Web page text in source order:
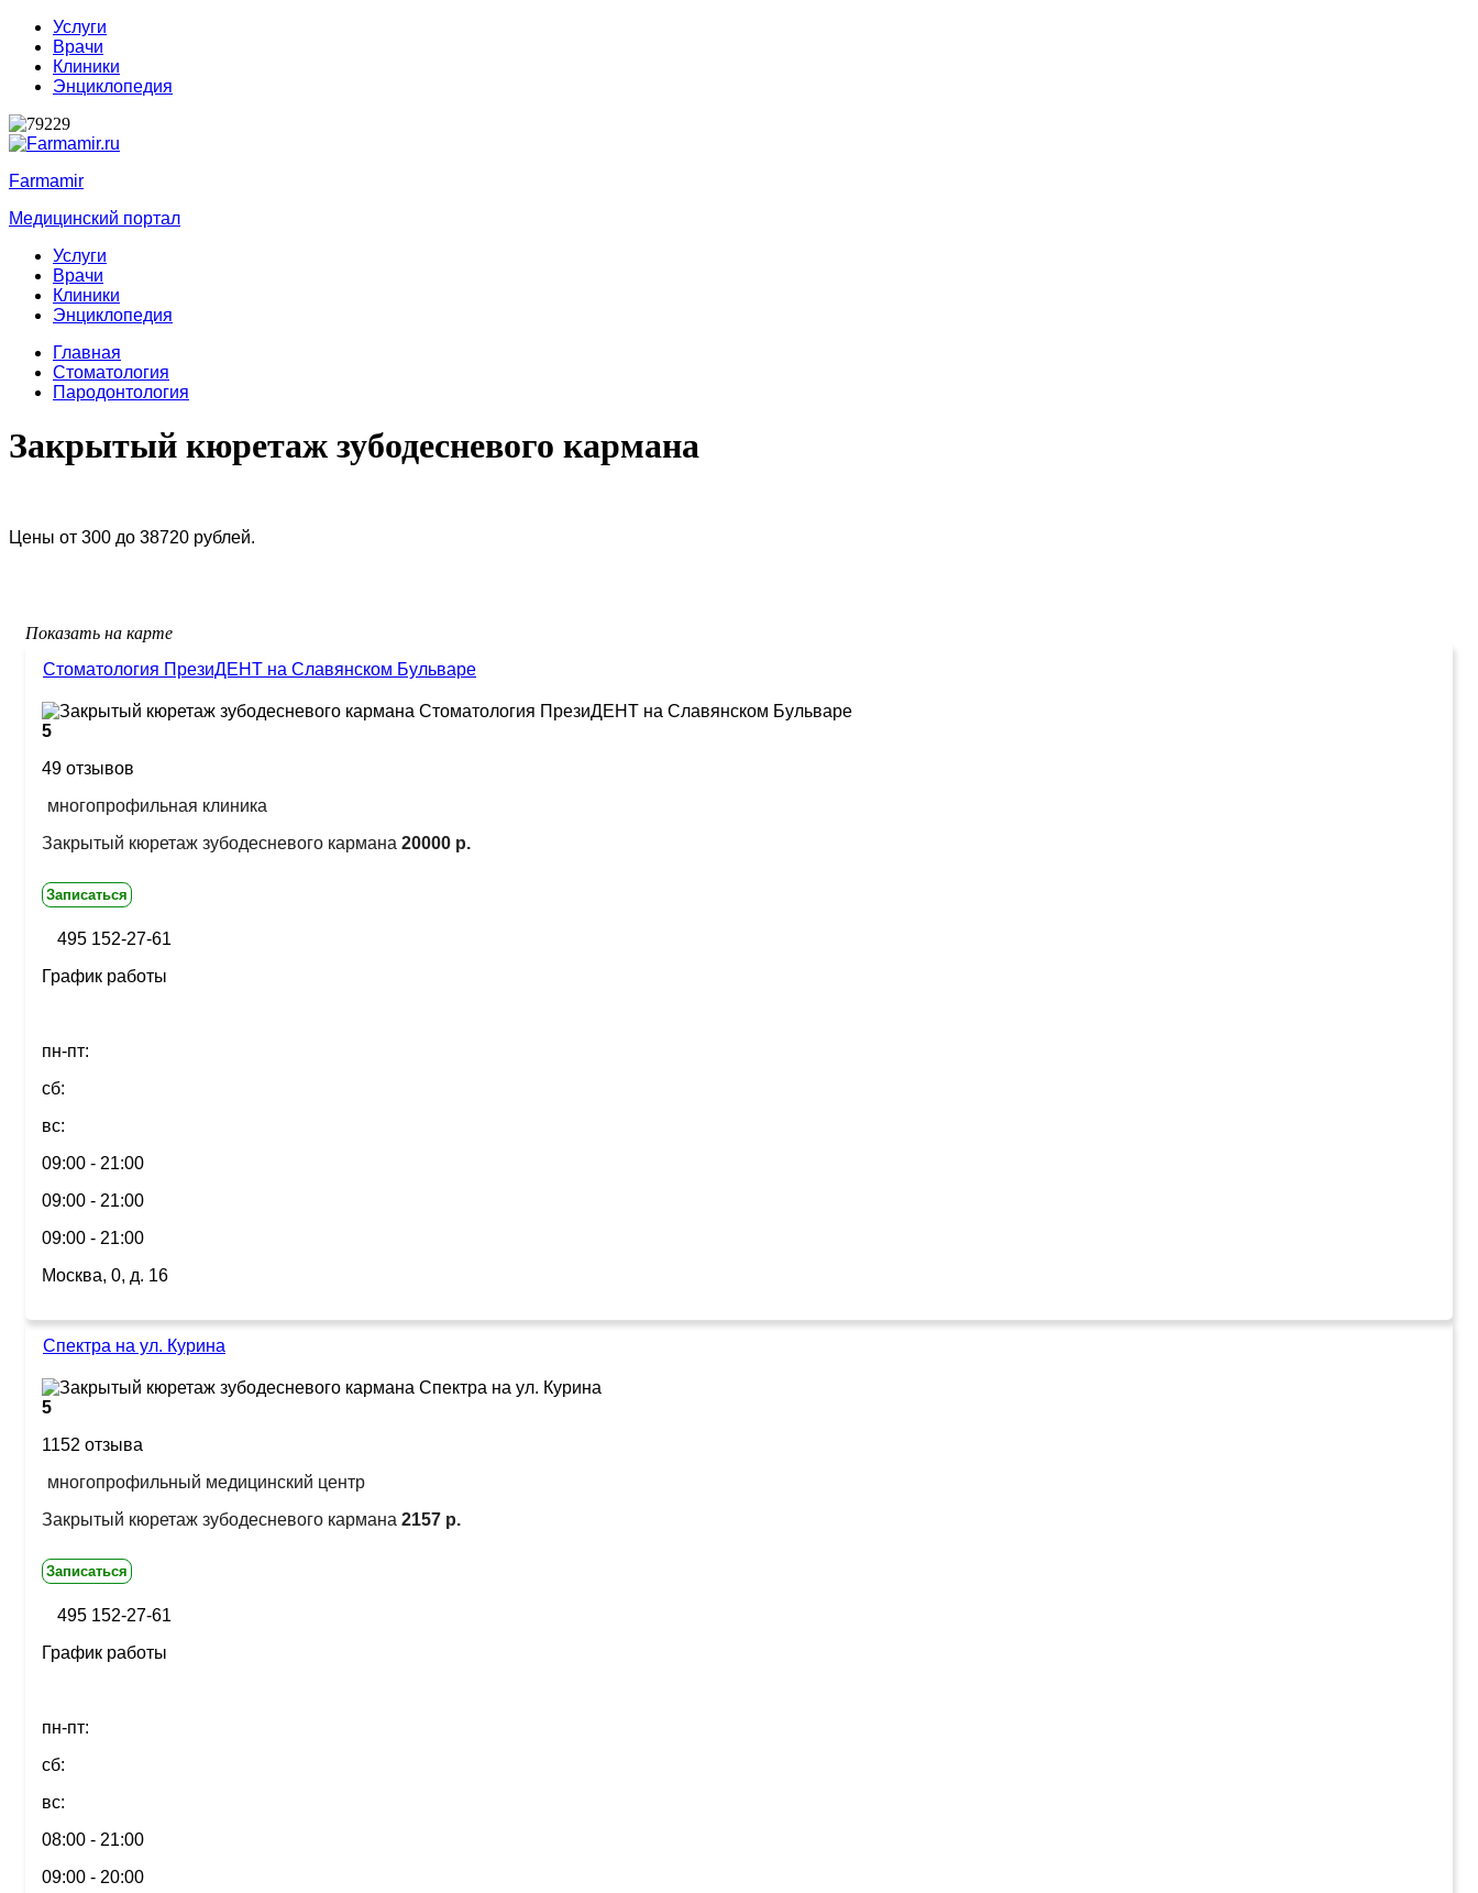
Услуги
Врачи
Клиники
Энциклопедия
Farmamir
Медицинский портал
Услуги
Врачи
Клиники
Энциклопедия
Главная
Стоматология
Пародонтология
Закрытый кюретаж зубодесневого кармана
Цены от 300 до 38720 рублей.
Показать на карте
Стоматология ПрезиДЕНТ на Славянском Бульваре
5
49 отзывов
многопрофильная клиника
Закрытый кюретаж зубодесневого кармана 20000 р.
Записаться
495 152-27-61
График работы
пн-пт:
сб:
вс:
09:00 - 21:00
09:00 - 21:00
09:00 - 21:00
Москва, 0, д. 16
Спектра на ул. Курина
5
1152 отзыва
многопрофильный медицинский центр
Закрытый кюретаж зубодесневого кармана 2157 р.
Записаться
495 152-27-61
График работы
пн-пт:
сб:
вс:
08:00 - 21:00
09:00 - 20:00